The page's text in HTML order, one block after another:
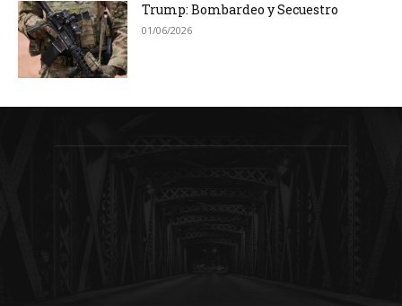
Trump: Bombardeo y Secuestro
01/06/2026